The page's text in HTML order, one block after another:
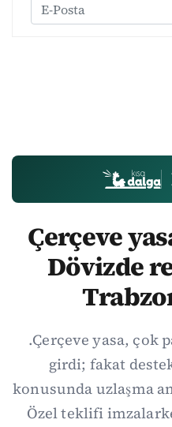
Çerçeve
Dövizde
.Çerçeve yasa, çok
girdi; fakat
konusunda uzlaşma
Özel teklifi